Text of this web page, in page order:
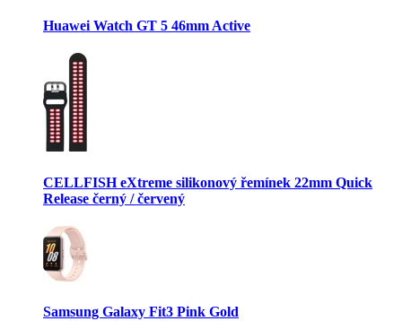
Huawei Watch GT 5 46mm Active
CELLFISH eXtreme silikonový řemínek 22mm Quick
Release černý / červený
Samsung Galaxy Fit3 Pink Gold